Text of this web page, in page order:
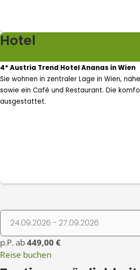
Hotel
4* Austria Trend Hotel Ananas in Wien
Sie wohnen in zentraler Lage in Wien,
sowie ein Café und Restaurant. Die
ausgestattet.
p.P. ab449,00 €
Reise buchen